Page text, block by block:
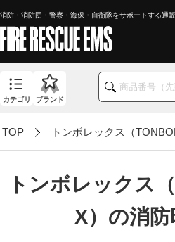
消防・消防団・警察・海保・自衛隊をサポートする通
カテゴリ ブランド
TOP トンボレックス（
トンボレックス
X）の消防